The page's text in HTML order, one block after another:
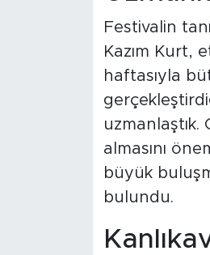
Festivalin
Kazım Kurt,
haftasıyla
almasını
büyük
bulundu.